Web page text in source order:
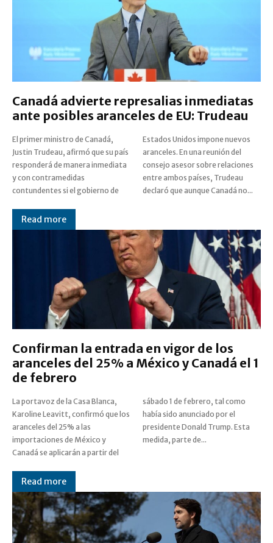
Canadá advierte represalias inmediatas
ante posibles aranceles de EU: Trudeau
El primer ministro de Canadá,
Justin Trudeau, afirmó que su país
responderá de manera inmediata
y con contramedidas
contundentes si el gobierno de
Estados Unidos impone nuevos
aranceles. En una reunión del
consejo asesor sobre relaciones
entre ambos países, Trudeau
declaró que aunque Canadá no...
Read more
Confirman la entrada en vigor de los
aranceles del 25% a México y Canadá el 1
de febrero
La portavoz de la Casa Blanca,
Karoline Leavitt, confirmó que los
aranceles del 25% a las
importaciones de México y
Canadá se aplicarán a partir del
sábado 1 de febrero, tal como
había sido anunciado por el
presidente Donald Trump. Esta
medida, parte de...
Read more